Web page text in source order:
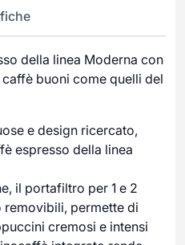
della linea Moderna con
buoni come quelli del
e design ricercato,
espresso della linea
il portafiltro per 1 e 2
permette di
cremosi e intensi